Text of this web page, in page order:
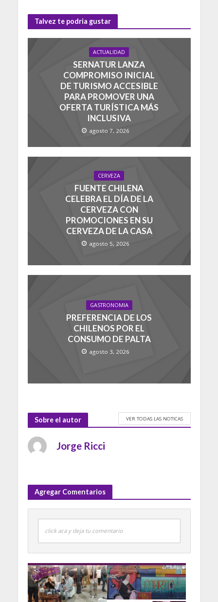
Talvez te podria gustar
ACTUALIDAD
SERNATUR LANZA
COMPROMISO INICIAL
DE TURISMO ACCESIBLE
PARA PROMOVER UNA
OFERTA TURÍSTICA MÁS
INCLUSIVA
agosto 7, 2026
CERVEZA
FUENTE CHILENA
CELEBRA EL DÍA DE LA
CERVEZA CON
PROMOCIONES EN SU
CERVEZA DE LA CASA
agosto 5, 2026
GASTRONOMIA
PREFERENCIA DE LOS
CHILENOS POR EL
CONSUMO DE PALTA
agosto 3, 2026
Sobre el autor VER TODAS LAS NOTICAS
Jorge Ricci
Agregar Comentarios
click aca y deja tu comentario